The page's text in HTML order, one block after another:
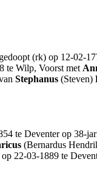
(rk) op 12-02-
te Wilp, Voorst met
Stephanus (Steven)
te Deventer op 38-
(Bernardus
22-03-1889 te